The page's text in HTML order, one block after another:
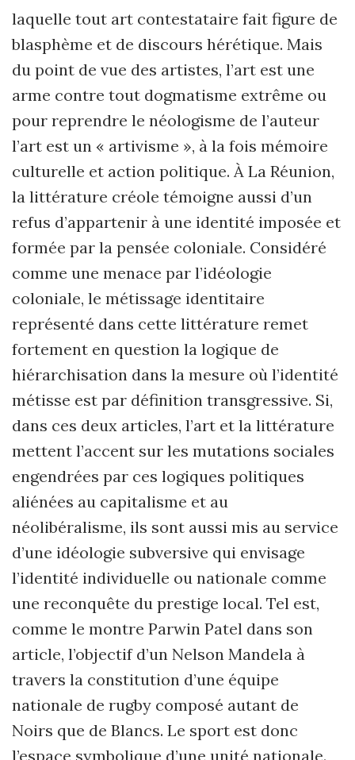
laquelle tout art contestataire fait figure de
blasphème et de discours hérétique. Mais
du point de vue des artistes, l’art est une
arme contre tout dogmatisme extrême ou
pour reprendre le néologisme de l’auteur
l’art est un « artivisme », à la fois mémoire
culturelle et action politique. À La Réunion,
la littérature créole témoigne aussi d’un
refus d’appartenir à une identité imposée et
formée par la pensée coloniale. Considéré
comme une menace par l’idéologie
coloniale, le métissage identitaire
représenté dans cette littérature remet
fortement en question la logique de
hiérarchisation dans la mesure où l’identité
métisse est par définition transgressive. Si,
dans ces deux articles, l’art et la littérature
mettent l’accent sur les mutations sociales
engendrées par ces logiques politiques
aliénées au capitalisme et au
néolibéralisme, ils sont aussi mis au service
d’une idéologie subversive qui envisage
l’identité individuelle ou nationale comme
une reconquête du prestige local. Tel est,
comme le montre Parwin Patel dans son
article, l’objectif d’un Nelson Mandela à
travers la constitution d’une équipe
nationale de rugby composé autant de
Noirs que de Blancs. Le sport est donc
l’espace symbolique d’une unité nationale.